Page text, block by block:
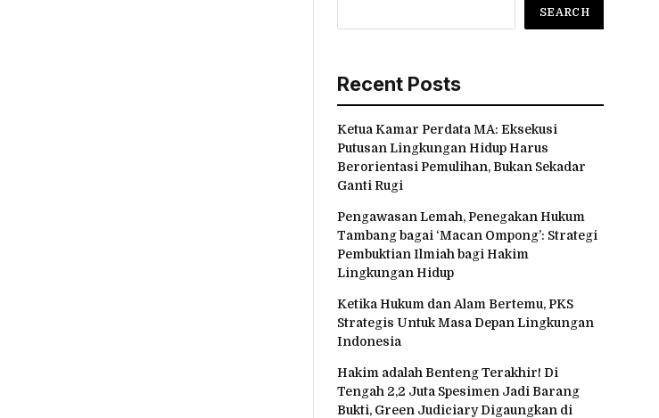
SEARCH
Recent Posts
Ketua Kamar Perdata MA: Eksekusi
Putusan Lingkungan Hidup Harus
Berorientasi Pemulihan, Bukan Sekadar
Ganti Rugi
Pengawasan Lemah, Penegakan Hukum
Tambang bagai ‘Macan Ompong’: Strategi
Pembuktian Ilmiah bagi Hakim
Lingkungan Hidup
Ketika Hukum dan Alam Bertemu, PKS
Strategis Untuk Masa Depan Lingkungan
Indonesia
Hakim adalah Benteng Terakhir! Di
Tengah 2,2 Juta Spesimen Jadi Barang
Bukti, Green Judiciary Digaungkan di